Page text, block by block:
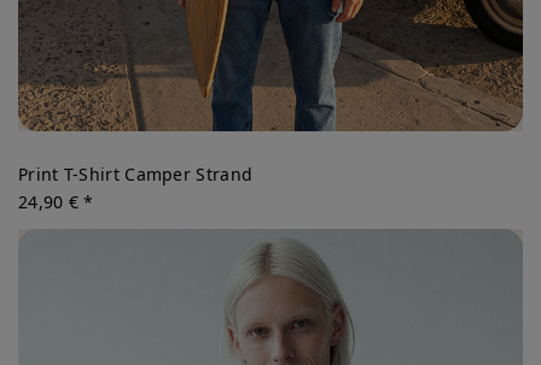
Print T-Shirt Camper Strand
24,90 € *